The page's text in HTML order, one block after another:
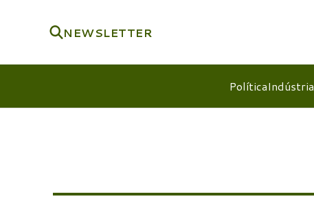
NEWSLETTER
PolíticaIndústria